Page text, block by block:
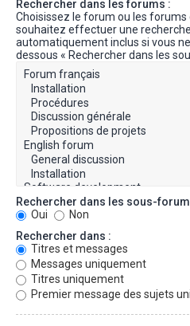
Rechercher dans les forums :
Choisissez le forum ou les forums
souhaitez effectuer une
automatiquement inclus si vous
dessous « Rechercher dans les
Rechercher dans les sous-
Oui
Non
Rechercher dans :
Titres et messages
Messages uniquement
Titres uniquement
Premier message des sujets